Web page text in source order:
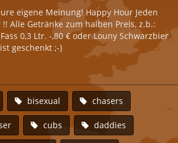
eigene Meinung! Happy Hour Jeden
Alle Getränke zum halben Preis, z.b.:
0,3 Ltr. -,80 € oder Louny Schwarzbier
geschenkt ;-)
bisexual chasers
cubs daddies